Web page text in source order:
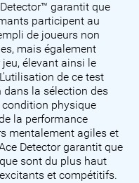
garantit que
participent au
de joueurs non
mais également
élevant ainsi le
de ce test
la sélection des
condition physique
la performance
mentalement agiles et
Detector garantit que
sont du plus haut
et compétitifs.